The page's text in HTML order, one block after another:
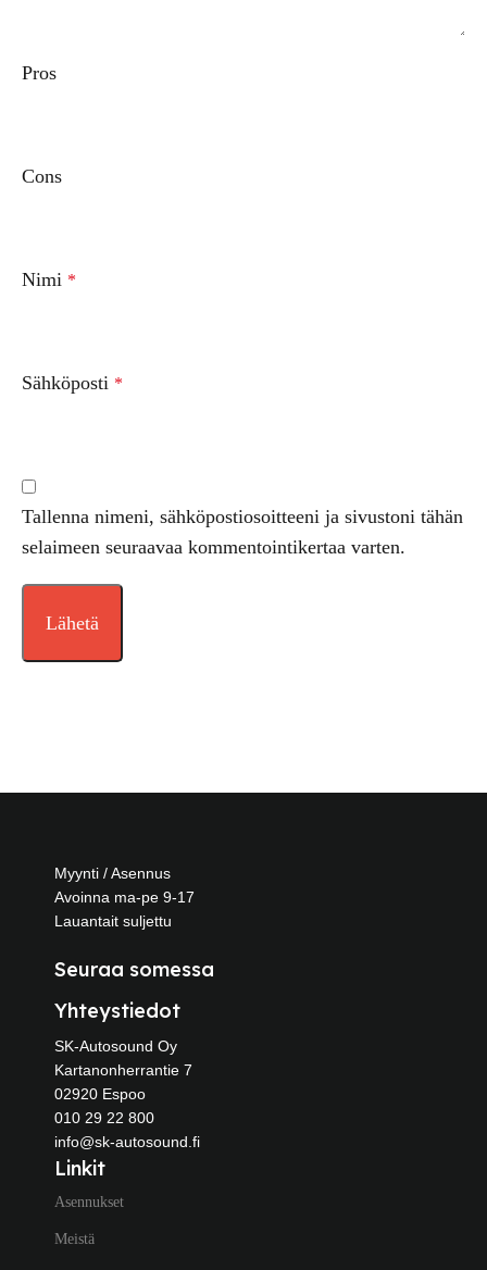
Pros
Cons
Nimi *
Sähköposti *
Tallenna nimeni, sähköpostiosoitteeni ja sivustoni tähän
selaimeen seuraavaa kommentointikertaa varten.
Myynti / Asennus
Avoinna ma-pe 9-17
Lauantait suljettu
Seuraa somessa
Yhteystiedot
SK-Autosound Oy
Kartanonherrantie 7
02920 Espoo
010 29 22 800
info@sk-autosound.fi
Linkit
Asennukset
Meistä